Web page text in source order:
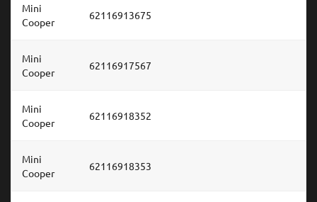
Mini
Cooper
62116913675
Mini
Cooper
62116917567
Mini
Cooper
62116918352
Mini
Cooper
62116918353